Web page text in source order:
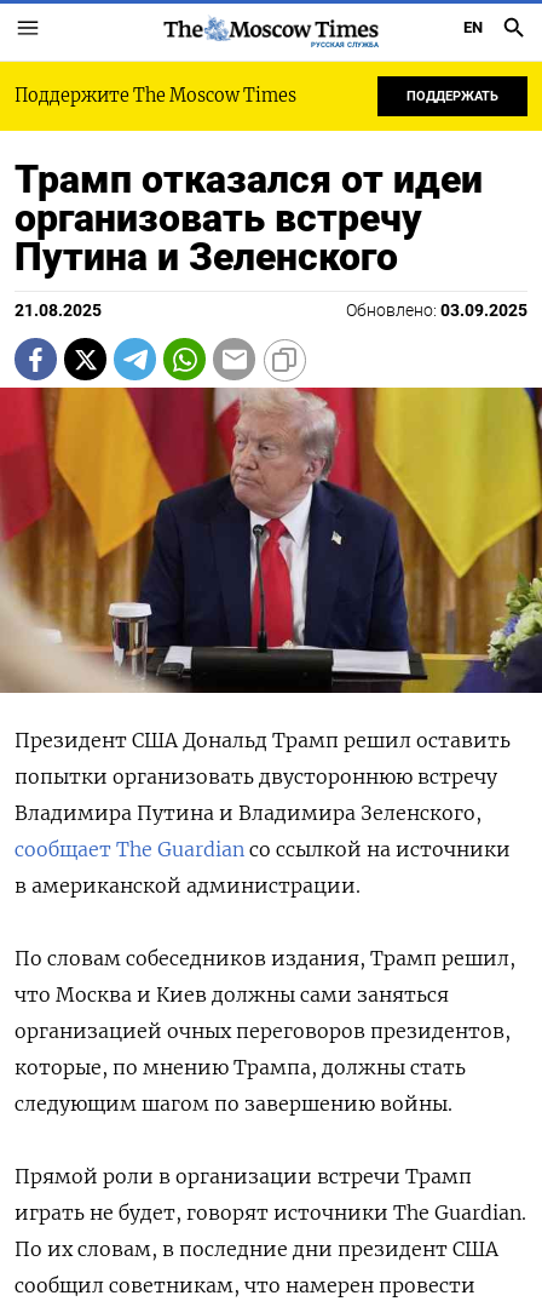
РУССКАЯ СЛУЖБА
EN
Поддержите The Moscow Times ПОДДЕРЖАТЬ
Трамп отказался от идеи
организовать встречу
Путина и Зеленского
21.08.2025 Обновлено: 03.09.2025
Президент США Дональд Трамп решил оставить
попытки организовать двустороннюю встречу
Владимира Путина и Владимира Зеленского,
сообщает The Guardian со ссылкой на источники
в американской администрации.
По словам собеседников издания, Трамп решил,
что Москва и Киев должны сами заняться
организацией очных переговоров президентов,
которые, по мнению Трампа, должны стать
следующим шагом по завершению войны.
Прямой роли в организации встречи Трамп
играть не будет, говорят источники The Guardian.
По их словам, в последние дни президент США
сообщил советникам, что намерен провести